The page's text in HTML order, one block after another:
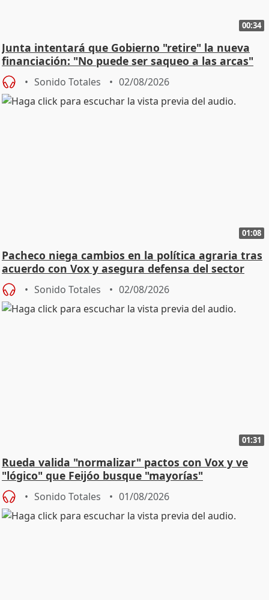
00:34
Junta intentará que Gobierno "retire" la nueva
financiación: "No puede ser saqueo a las arcas"
Sonido Totales 02/08/2026
01:08
Pacheco niega cambios en la política agraria tras
acuerdo con Vox y asegura defensa del sector
Sonido Totales 02/08/2026
01:31
Rueda valida "normalizar" pactos con Vox y ve
"lógico" que Feijóo busque "mayorías"
Sonido Totales 01/08/2026